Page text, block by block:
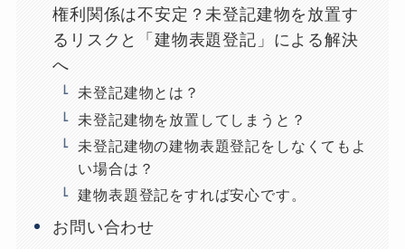
権利関係は不安定？未登記建物を放置す
るリスクと「建物表題登記」による解決
へ
未登記建物とは？
未登記建物を放置してしまうと？
未登記建物の建物表題登記をしなくてもよ
い場合は？
建物表題登記をすれば安心です。
お問い合わせ